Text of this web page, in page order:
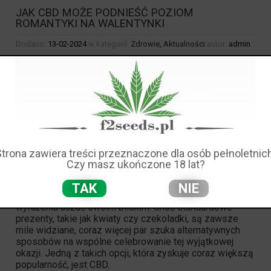
JAK CBD MOŻE PODNIEŚĆ POZIOM
ROMANTYKI NA WALENTYNKI
Dodano: 13-02-2024 w kategorii: Zdrowie, Aktualności autor: admin
ROMANTYKI NA WALENTYNKI
Walentynki to dzień, w którym celebrowana jest miłość i
romantyzm. Dla wielu osób jest to doskonała okazja do
wyrażenia uczućswoim bliskim. Choć standardowe
prezenty, takie jak kwiaty czy czekoladki, są zawsze
mile widziane, coraz więcej par szuka alternatywnych
sposobów na wspólne celebrowanie tej wyjątkowej
okazji. Jedną z takich opcji, która zyskuje coraz większą
popularność, jest CBD.
zawiera treści przeznaczone dla osób
Czy masz ukończone 18 lat?
TAK NIE